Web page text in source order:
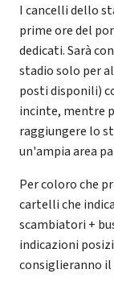
I cancelli dello
prime ore del
dedicati. Sarà
stadio solo per
posti disponili)
incinte, mentre
raggiungere lo
un'ampia area
Per coloro che
cartelli che
scambiatori +
indicazioni
consiglieranno il